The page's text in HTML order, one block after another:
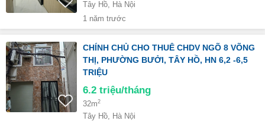
Tây Hồ, Hà Nội
1 năm trước
CHÍNH CHỦ CHO THUÊ CHDV NGÕ 8 VÕNG
THỊ, PHƯỜNG BƯỞI, TÂY HỒ, HN 6,2 -6,5
TRIỆU
6.2 triệu/tháng
32m2
Tây Hồ, Hà Nội